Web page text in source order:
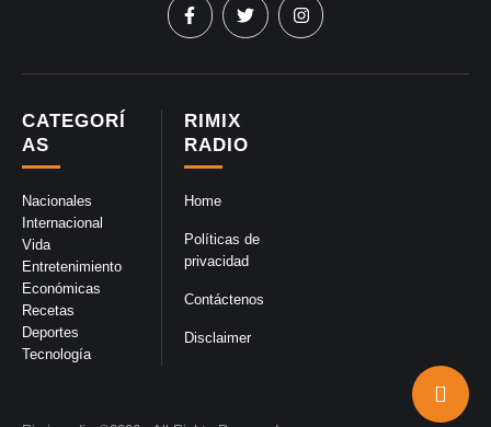
RIMIX
RADIO
Home
Políticas de
privacidad
Contáctenos
Disclaimer
CATEGORÍ
AS
Nacionales
Internacional
Vida
Entretenimiento
Económicas
Recetas
Deportes
Tecnología